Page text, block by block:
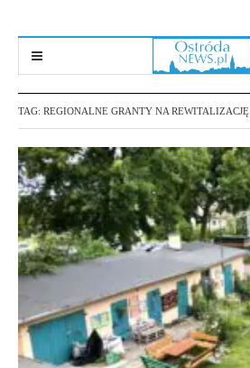
TAG: REGIONALNE GRANTY NA REWITALIZACJĘ